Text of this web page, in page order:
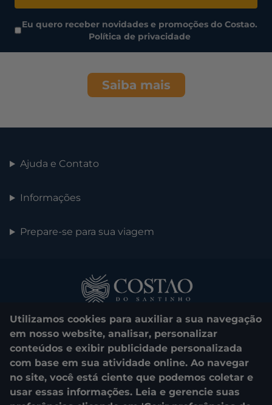
Utilizamos cookies para auxiliar a sua navegação
em nosso website, analisar, personalizar
conteúdos e exibir publicidade personalizada
com base em sua atividade online. Ao navegar
no site, você está ciente que podemos coletar e
usar essas informações. Leia e gerencie suas
Eu quero receber novidades e promoções do Costao.
Política de privacidade
Saiba mais
Ajuda e Contato
Informações
Prepare-se para sua viagem
0800 048 1000
© 2025. Costao do Santinho. All rights reserved.